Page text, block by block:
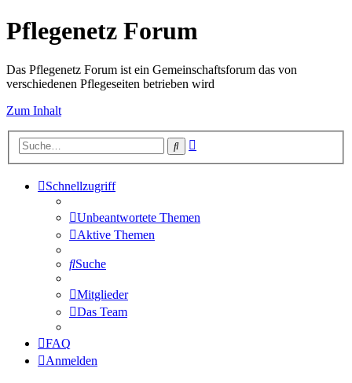
Pflegenetz Forum
Das Pflegenetz Forum ist ein Gemeinschaftsforum das von
verschiedenen Pflegeseiten betrieben wird
Zum Inhalt
Suche
Schnellzugriff
Unbeantwortete Themen
Aktive Themen
Suche
Mitglieder
Das Team
FAQ
Anmelden